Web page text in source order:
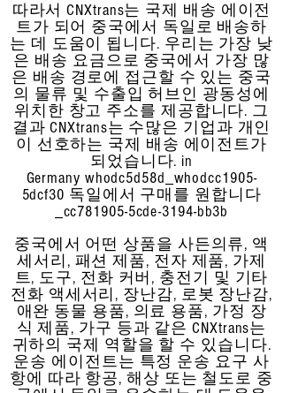
따라서 CNXtrans는 국제 배송 에이전
트가 되어 중국에서 독일로 배송하
는 데 도움이 됩니다. 우리는 가장 낮
은 배송 요금으로 중국에서 가장 많
은 배송 경로에 접근할 수 있는 중국
의 물류 및 수출입 허브인 광동성에
위치한 창고 주소를 제공합니다. 그
결과 CNXtrans는 수많은 기업과 개인
이 선호하는 국제 배송 에이전트가
되었습니다. in
Germany whodc5d58d_whodcc1905-
5dcf30 독일에서 구매를 원합니다
_cc781905-5cde-3194-bb3b
중국에서 어떤 상품을 사든의류, 액
세서리, 패션 제품, 전자 제품, 가제
트, 도구, 전화 커버, 충전기 및 기타
전화 액세서리, 장난감, 로봇 장난감,
애완 동물 용품, 의료 용품, 가정 장
식 제품, 가구 등과 같은 CNXtrans는
귀하의 국제 역할을 할 수 있습니다.
운송 에이전트는 특정 운송 요구 사
항에 따라 항공, 해상 또는 철도로 중